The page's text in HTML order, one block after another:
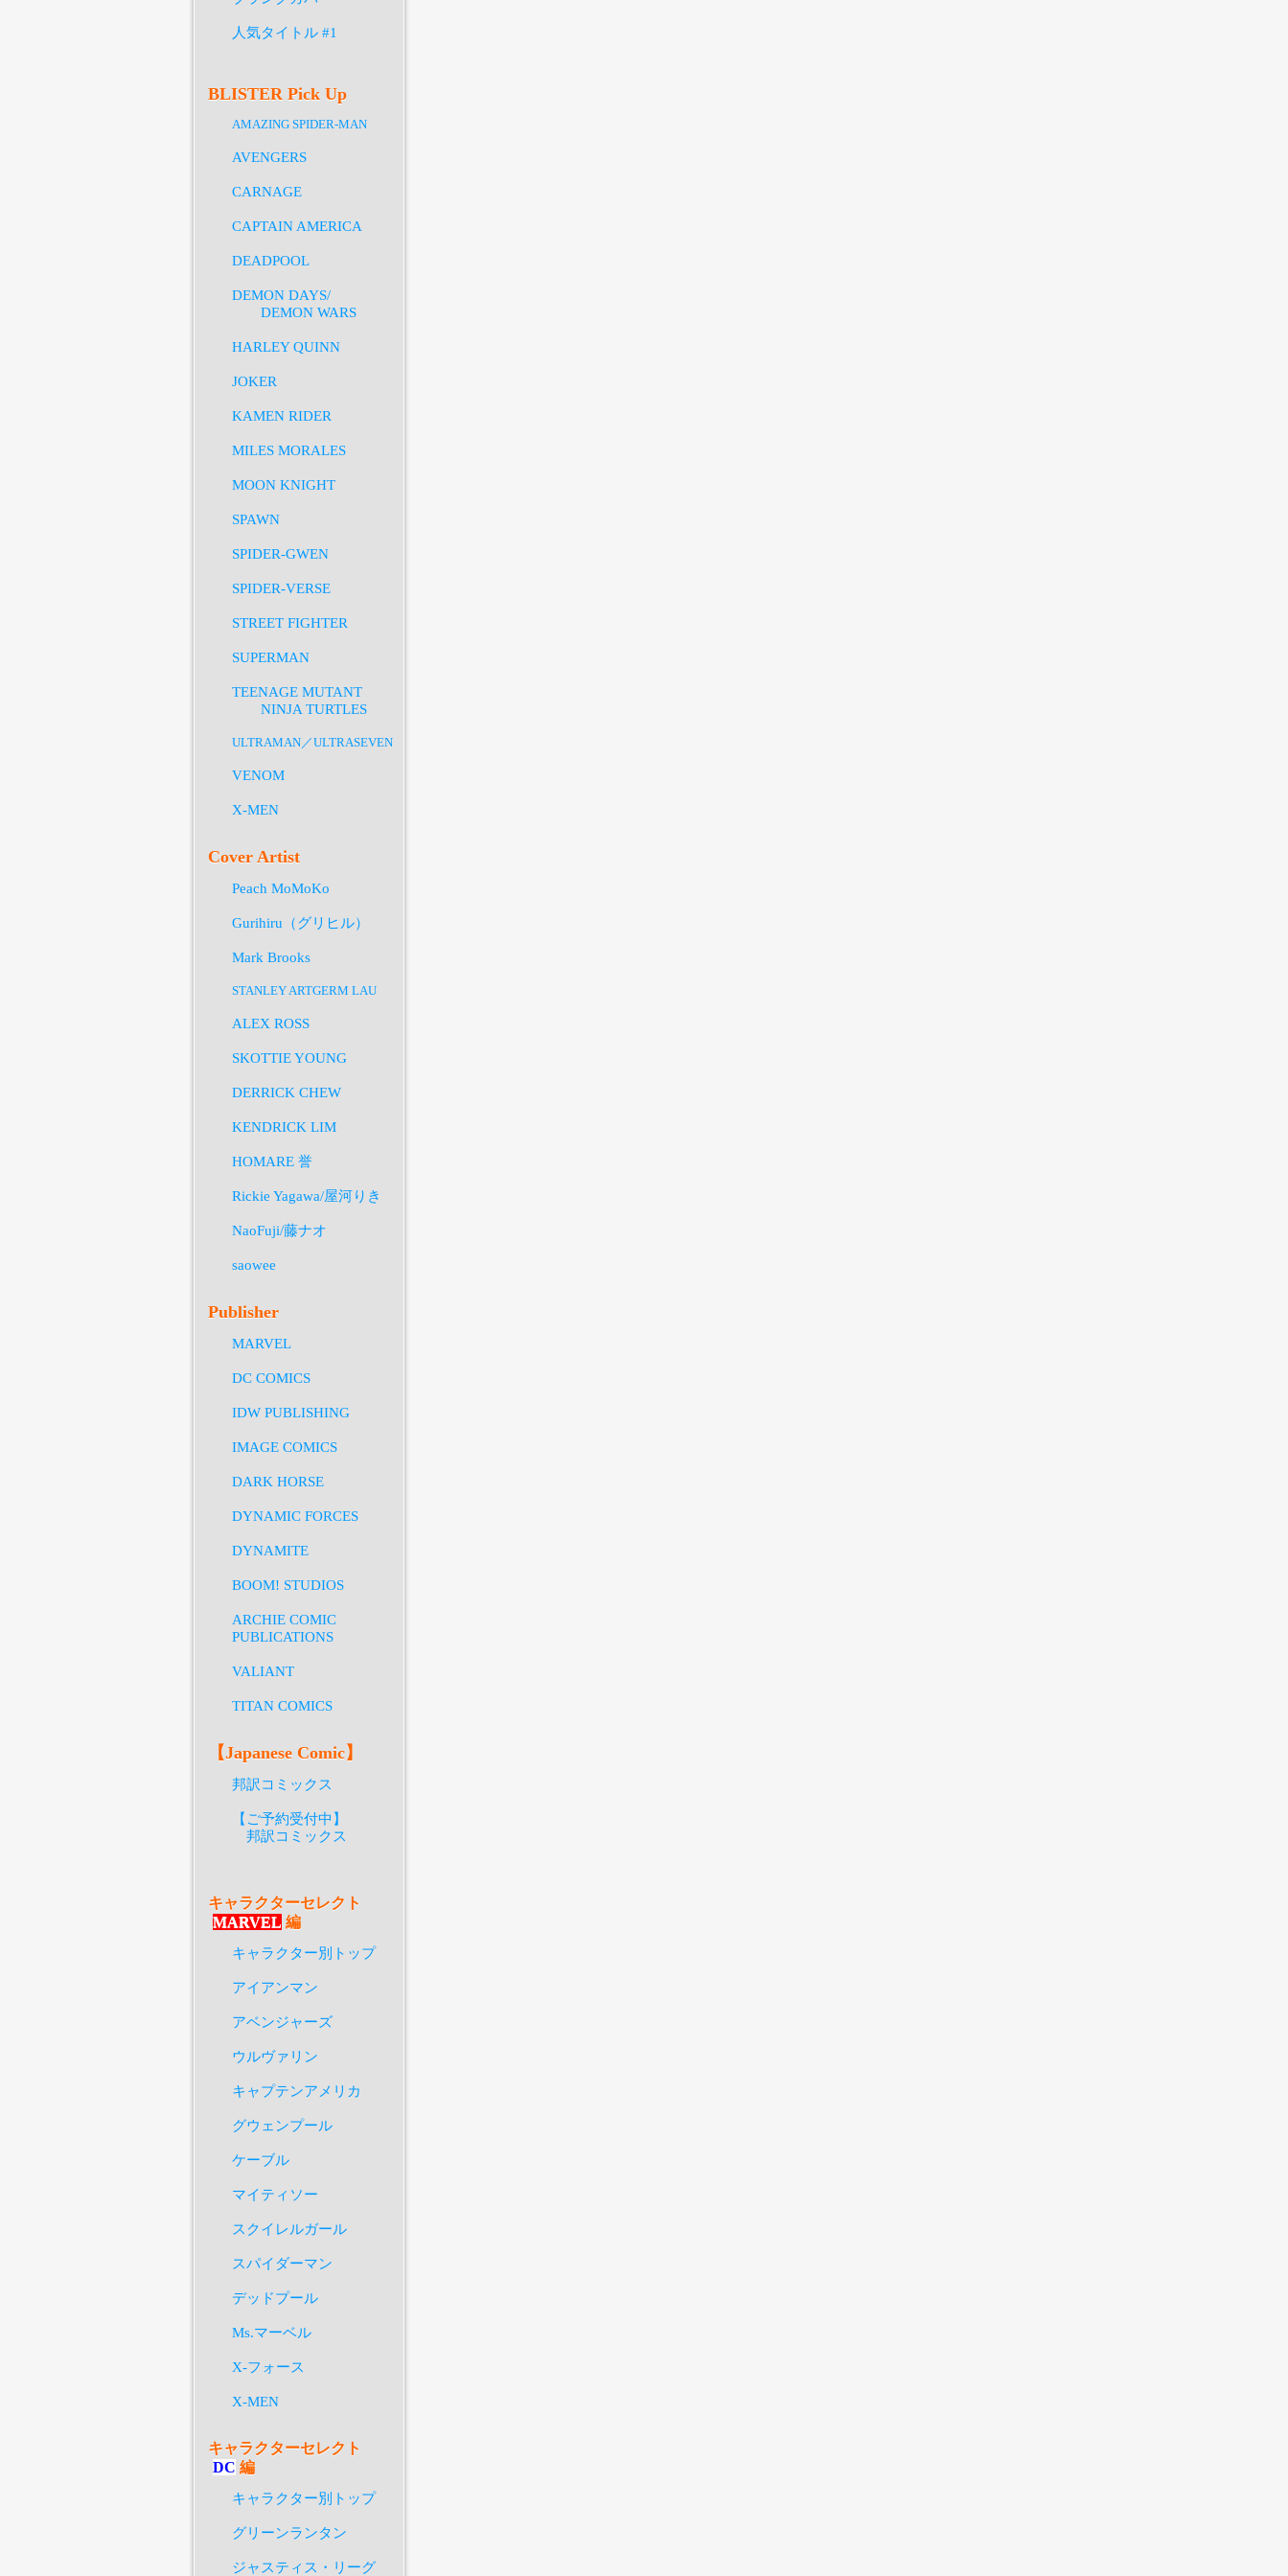
人気タイトル #1
BLISTER Pick Up
AMAZING SPIDER-MAN
AVENGERS
CARNAGE
CAPTAIN AMERICA
DEADPOOL
DEMON DAYS/
DEMON WARS
HARLEY QUINN
JOKER
KAMEN RIDER
MILES MORALES
MOON KNIGHT
SPAWN
SPIDER-GWEN
SPIDER-VERSE
STREET FIGHTER
SUPERMAN
TEENAGE MUTANT
NINJA TURTLES
ULTRAMAN／ULTRASEVEN
VENOM
X-MEN
Cover Artist
Peach MoMoKo
Gurihiru（グリヒル）
Mark Brooks
STANLEY ARTGERM LAU
ALEX ROSS
SKOTTIE YOUNG
DERRICK CHEW
KENDRICK LIM
HOMARE 誉
Rickie Yagawa/屋河りき
NaoFuji/藤ナオ
saowee
Publisher
MARVEL
DC COMICS
IDW PUBLISHING
IMAGE COMICS
DARK HORSE
DYNAMIC FORCES
DYNAMITE
BOOM! STUDIOS
ARCHIE COMIC
PUBLICATIONS
VALIANT
TITAN COMICS
【Japanese Comic】
邦訳コミックス
【ご予約受付中】
邦訳コミックス
キャラクターセレクト
MARVEL 編
キャラクター別トップ
アイアンマン
アベンジャーズ
ウルヴァリン
キャプテンアメリカ
グウェンプール
ケーブル
マイティソー
スクイレルガール
スパイダーマン
デッドプール
Ms.マーベル
X-フォース
X-MEN
キャラクターセレクト
DC 編
キャラクター別トップ
グリーンランタン
ジャスティス・リーグ